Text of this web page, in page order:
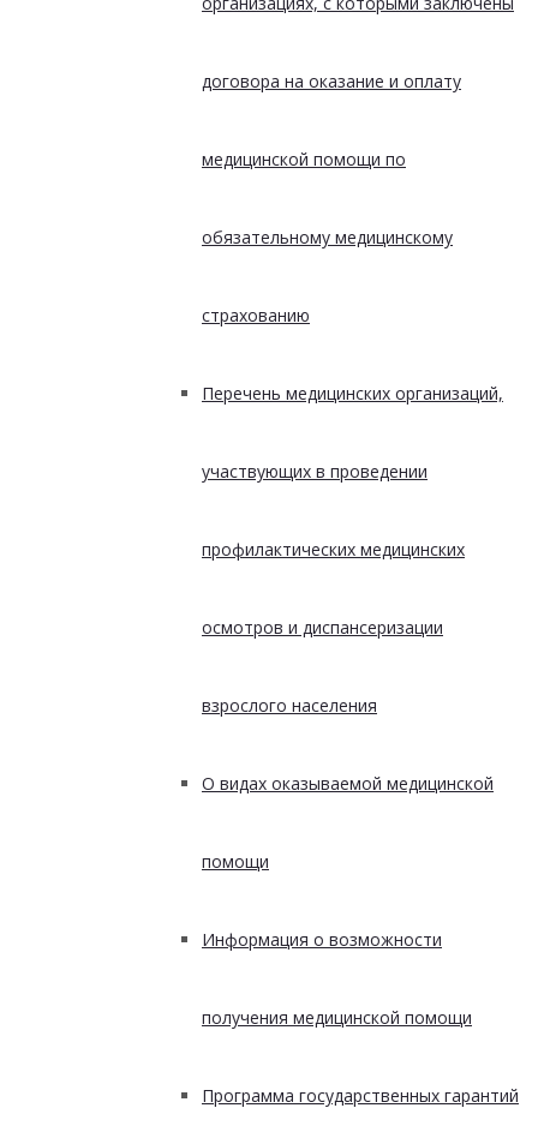
договора на оказание и оплату
медицинской помощи по
обязательному медицинскому
страхованию
Перечень медицинских организаций,
участвующих в проведении
профилактических медицинских
осмотров и диспансеризации
взрослого населения
О видах оказываемой медицинской
помощи
Информация о возможности
получения медицинской помощи
Программа государственных гарантий